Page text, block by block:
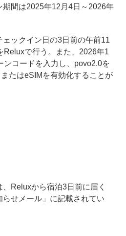
間は2025年12月4日～2026年
ックイン日の3日前の午前11
Reluxで行う。また、2026年1
ンコードを入力し、povo2.0を
たはeSIMを有効化することが
Reluxから宿泊3日前に届く
らせメール」に記載されてい